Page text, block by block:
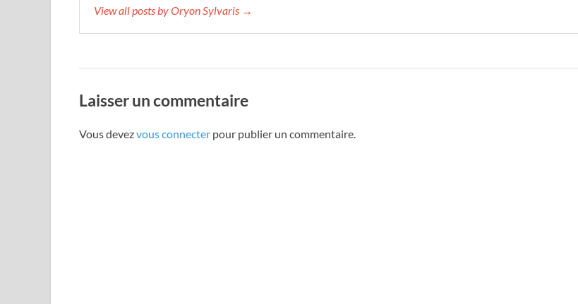
View all posts by Oryon Sylvaris →
Laisser un commentaire
Vous devezvous connecter pour publier un commentaire.